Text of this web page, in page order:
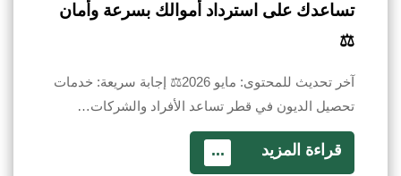
تساعدك على استرداد أموالك بسرعة وأمان
⚖️
آخر تحديث للمحتوى: مايو 2026⚖️ إجابة سريعة: خدمات
تحصيل الديون في قطر تساعد الأفراد والشركات…
قراءة المزيد ...